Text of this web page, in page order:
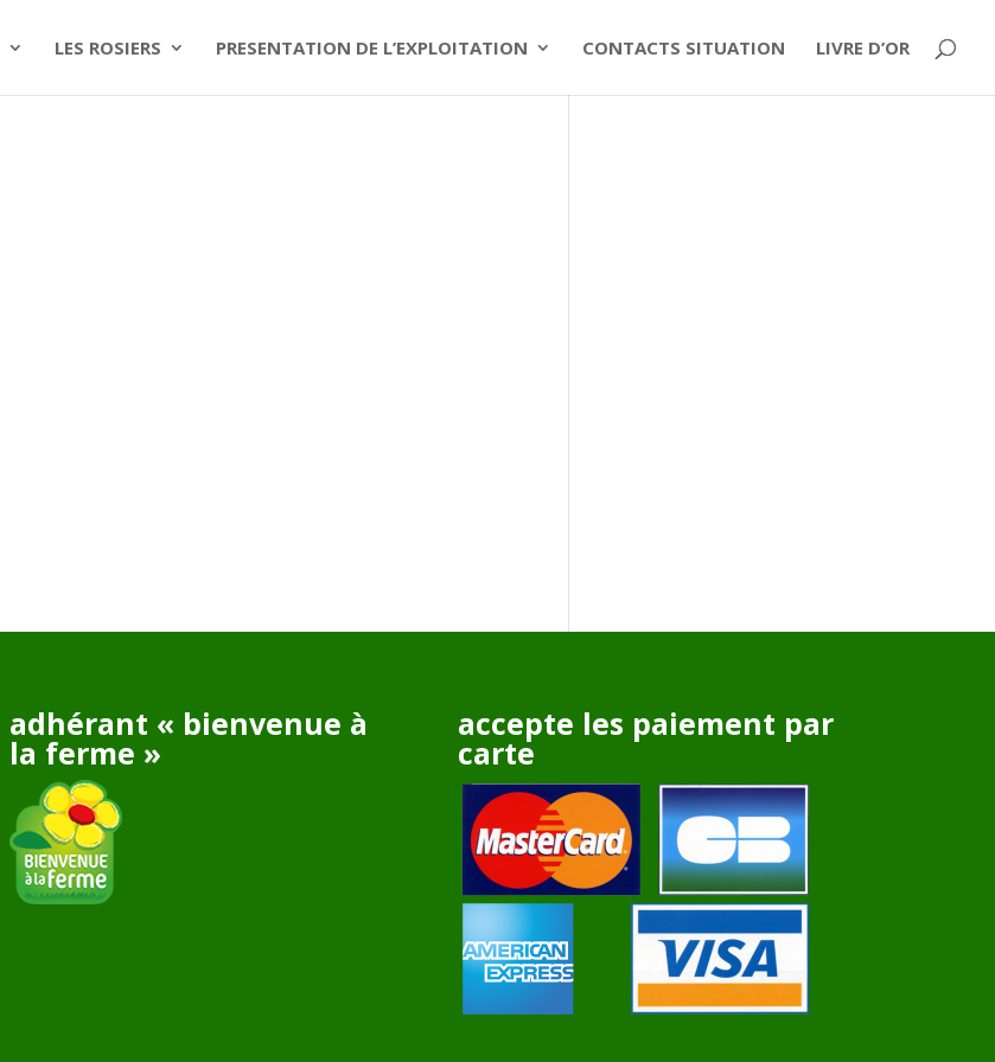
LES ROSIERS PRESENTATION DE L’EXPLOITATION CONTACTS SITUATION LIVRE D’OR
adhérant « bienvenue à
la ferme »
accepte les paiement par
carte